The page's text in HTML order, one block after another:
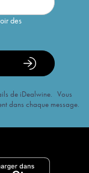
des
de iDealwine. Vous
dans chaque message.